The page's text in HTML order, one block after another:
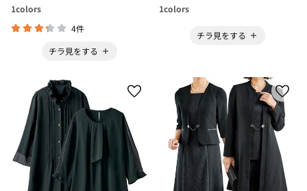
1colors
4件
チラ見をする
1colors
チラ見をする